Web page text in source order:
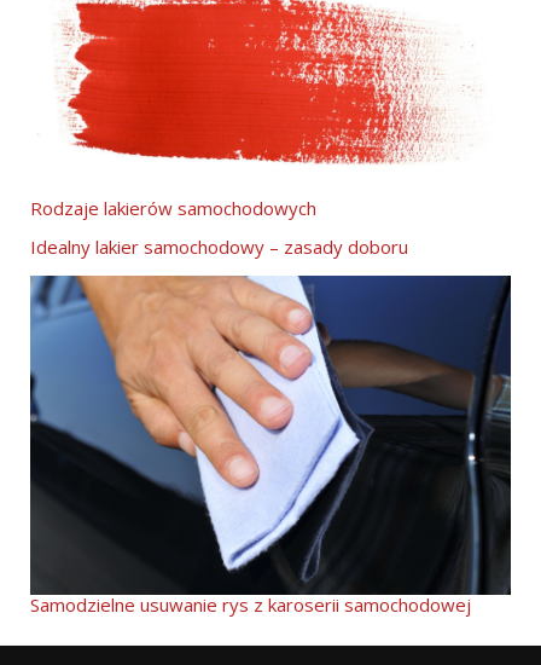
Rodzaje lakierów samochodowych
Idealny lakier samochodowy – zasady doboru
Samodzielne usuwanie rys z karoserii samochodowej